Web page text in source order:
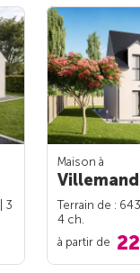
| 3
Maison à
Terrain de :
4 ch.
à partir de